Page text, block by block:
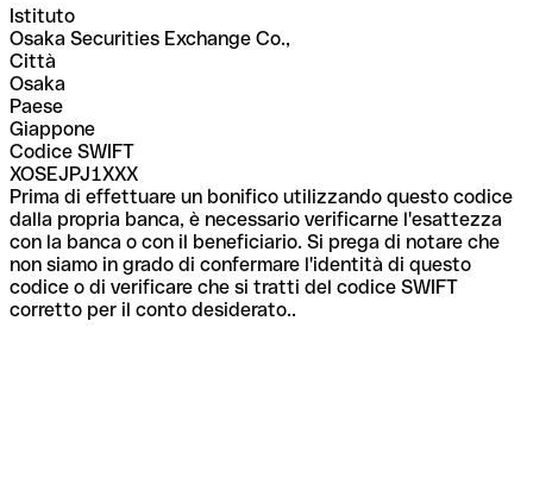
Istituto
Osaka Securities Exchange Co.,
Città
Osaka
Paese
Giappone
Codice SWIFT
XOSEJPJ1XXX
Prima di effettuare un bonifico utilizzando questo codice
dalla propria banca, è necessario verificarne l'esattezza
con la banca o con il beneficiario. Si prega di notare che
non siamo in grado di confermare l'identità di questo
codice o di verificare che si tratti del codice SWIFT
corretto per il conto desiderato..